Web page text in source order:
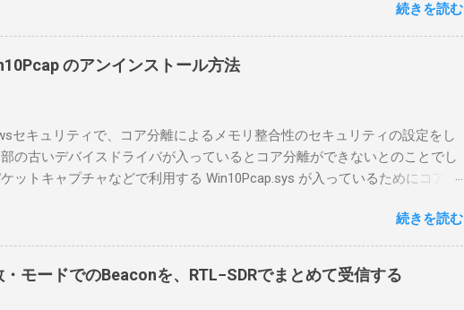
と思ったのだが、ちっともそんなに簡単につながらなかった。ということ
マリポイントを明示しながら、私なりの解説を書いてみる。 基本的な構成
BA1を使う場合は、下記のこれらものが必要である ICOMの無線機。 今回は私
っているIC-7300を使う。 無線機側(サーバ側) のWindows PC。 今回はちょ
いかなと思って。 操作側 (クライアント側) の Windows PC。 今回は手元
マウスコンピュータのWindows 11が入ったPC 操作側で音声を使った交信
ならば、相応なマイクなど。 そして、リモート操作を行うソフトウェアで
理解した無線機からサーバPC、クライアントPCまでの流れはこの様になっ
。 無線機内では、USB Hubの先にUSB SerialとUSB Audio がつながってい
Serialは無線機のマイコンとつながり、CI-Vでのコマンドが交換でき
続きを読む
のアンインストール方法
セキュリティで、コア分離によるメモリ整合性のセキュリティの設定をし
の古いデバイスドライバが入っているとコア分離ができないとのことでし
ットキャプチャなどで利用する Win10Pcap.sys が入っているためにコア分
たので、どのように実行すればよいのか調べながら実施しました。結論とし
ンドを用いればよかったです。 まずは管理者権限でTerminalを実行しま
をインストールした環境でしたので、PowerShellが起動しました。 適当
ストールされているドライバを書き出す。 pnputil /enum-drivers > inf.txt #
続きを読む
モードでのBeaconを、RTL−SDRでまとめて受信する